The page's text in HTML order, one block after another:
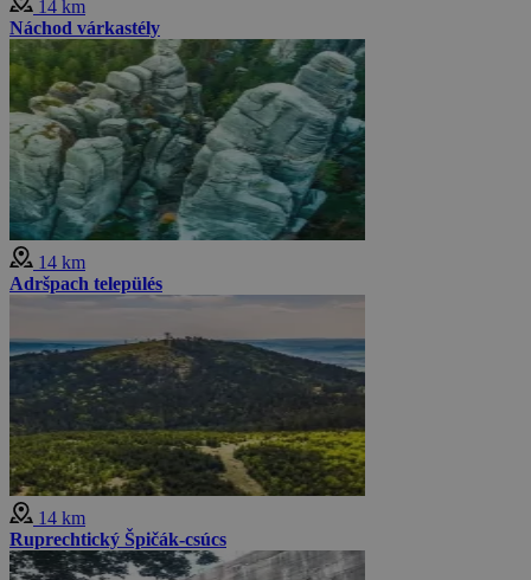
14 km
Náchod várkastély
14 km
Adršpach település
14 km
Ruprechtický Špičák-csúcs